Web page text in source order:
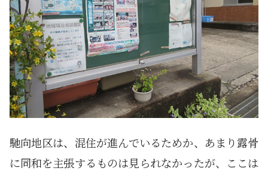
馳向地区は、混住が進んでいるためか、あまり露骨
に同和を主張するものは見られなかったが、ここは